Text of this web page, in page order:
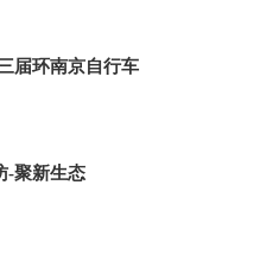
届环南京自行车
-聚新生态